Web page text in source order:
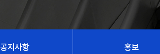
공지사항 홍보